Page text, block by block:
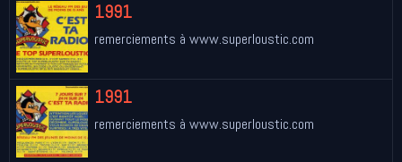
1991
remerciements à www.superloustic.com
1991
remerciements à www.superloustic.com